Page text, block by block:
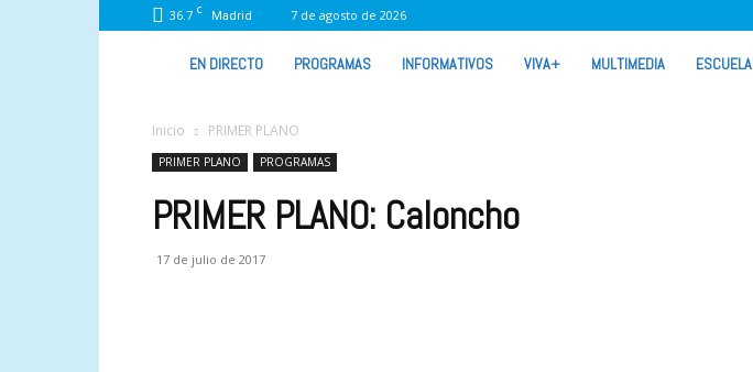
36.7 C Madrid 7 de agosto de 2026
VIVA
RADIO
EN DIRECTO PROGRAMAS INFORMATIVOS VIVA+ MULTIMEDIA ESCUELA
Inicio PRIMER PLANO
PRIMER PLANO PROGRAMAS
PRIMER PLANO: Caloncho
17 de julio de 2017